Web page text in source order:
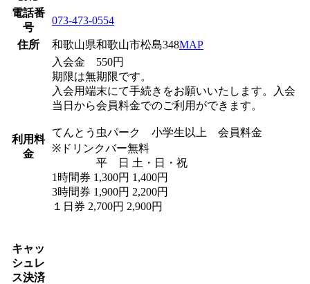
電話番
号
073-473-0554
住所 和歌山県和歌山市松島348MAP
利用料
金
入会金 550円
期限は無期限です。
入会用端末にて手続きをお願いいたします。入会
当日から会員料金でのご利用ができます。
てんとう虫パーク 小学生以上 会員料金
※ドリンクバー無料
平 日 土・日・祝
1時間券 1,300円 1,400円
3時間券 1,900円 2,200円
１日券 2,700円 2,900円
キャッ
シュレ
ス決済